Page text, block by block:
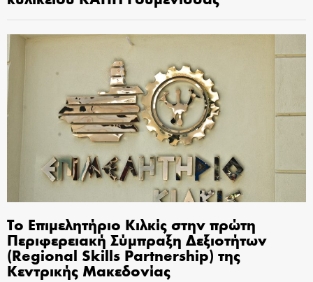
Το Επιμελητήριο Κιλκίς στην πρώτη
Περιφερειακή Σύμπραξη Δεξιοτήτων
(Regional Skills Partnership) της
Κεντρικής Μακεδονίας